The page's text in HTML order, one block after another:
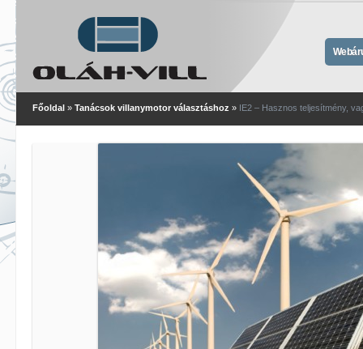
Főoldal » Tanácsok villanymotor választáshoz » IE2 – Hasznos teljesítmény,